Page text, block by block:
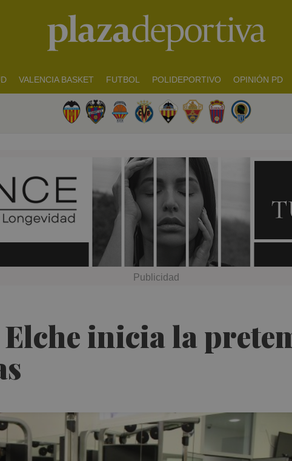
VALENCIA BASKET FUTBOL POLIDEPORTIVO OPINIÓN PD
inicia la